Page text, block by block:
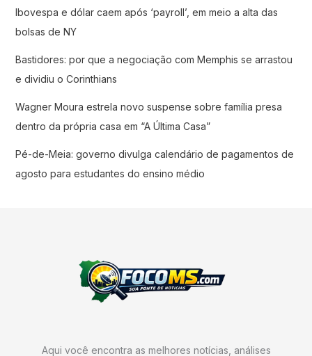
Ibovespa e dólar caem após ‘payroll’, em meio a alta das
bolsas de NY
Bastidores: por que a negociação com Memphis se arrastou
e dividiu o Corinthians
Wagner Moura estrela novo suspense sobre família presa
dentro da própria casa em “A Última Casa”
Pé-de-Meia: governo divulga calendário de pagamentos de
agosto para estudantes do ensino médio
Aqui você encontra as melhores notícias, análises